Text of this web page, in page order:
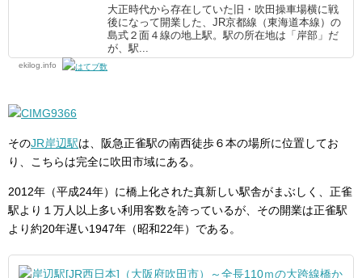
大正時代から存在していた旧・吹田操車場横に戦
後になって開業した、JR京都線（東海道本線）の
島式２面４線の地上駅。駅の所在地は「岸部」だ
が、駅...
ekilog.info
そのJR岸辺駅は、阪急正雀駅の南西徒歩６本の場所に位置してお
り、こちらは完全に吹田市域にある。
2012年（平成24年）に橋上化された真新しい駅舎がまぶしく、正雀
駅より１万人以上多い利用客数を誇っているが、その開業は正雀駅
より約20年遅い1947年（昭和22年）である。